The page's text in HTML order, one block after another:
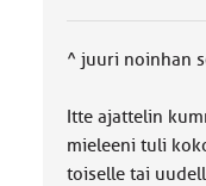
k
^ juuri noinhan
Itte ajattelin
mieleeni tuli
toiselle tai